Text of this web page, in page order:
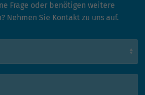
Frage oder benötigen weitere
Nehmen Sie Kontakt zu uns auf.